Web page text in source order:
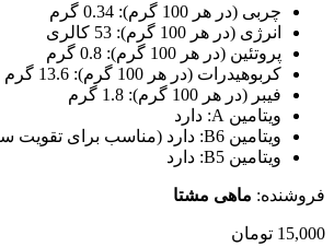
چربی (در هر 100 گرم):
0.34 گرم
انرژی (در هر 100 گرم):
53 کالری
پروتئین (در هر 100 گرم):
0.8 گرم
کربوهیدرات (در هر 100 گرم):
13.6 گرم
فیبر (در هر 100 گرم):
1.8 گرم
ویتامین A:
دارد
ویتامین B6:
دارد (مناسب برای
ویتامین B5:
دارد
فروشنده: ماهی مشتا
15,000 تومان